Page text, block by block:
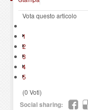
Vota questo articolo
1
2
3
4
5
(0 Voti)
Social sharing: